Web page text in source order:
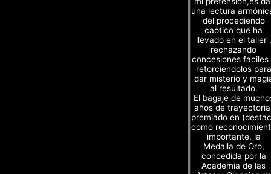
una lectura
del procediendo
caótico que ha
llevado en el taller ,
rechazando
concesiones fáciles
retorciendolos para
dar misterio y
al resultado.
El bagaje de
años de
premiado en
como
importante, la
Medalla de Oro,
concedida por la
Academia de las